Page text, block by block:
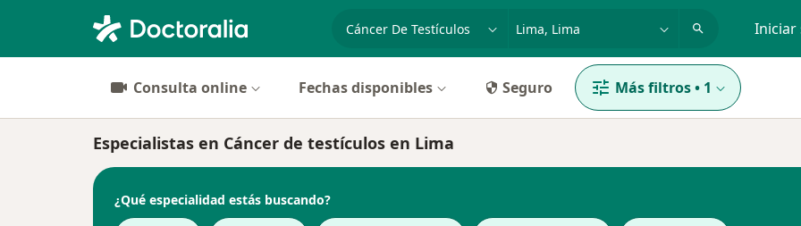
especialidad, enfermedad o nombre Iniciar
Consulta online Fechas disponibles Seguro Más filtros• 1
Especialistas en Cáncer de testículos en Lima
¿Qué especialidad estás buscando?